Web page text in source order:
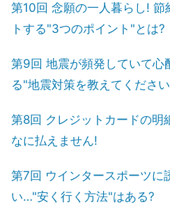
第10回 念願の一人暮らし! 節
トする"3つのポイント"とは?
第9回 地震が頻発していて心
る"地震対策を教えてくださ
第8回 クレジットカードの明
なに払えません!
第7回 ウインタースポーツに
い…"安く行く方法"はある?